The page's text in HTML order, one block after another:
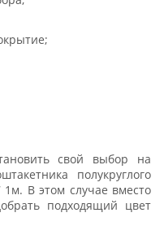
свой выбор на
полукруглого
В этом случае вместо
подходящий цвет